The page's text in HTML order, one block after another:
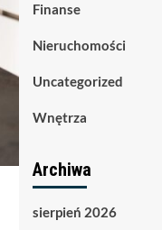
Finanse
Nieruchomości
Uncategorized
Wnętrza
Archiwa
sierpień 2026